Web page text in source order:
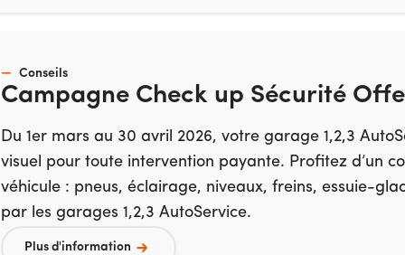
Conseils
Campagne Check up Sécurité
Du 1er mars au 30 avril 2026, votre garage 1,2,3
visuel pour toute intervention payante. Profitez d’un
véhicule : pneus, éclairage, niveaux, freins, essuie-
par les garages 1,2,3 AutoService.
Plus d'information